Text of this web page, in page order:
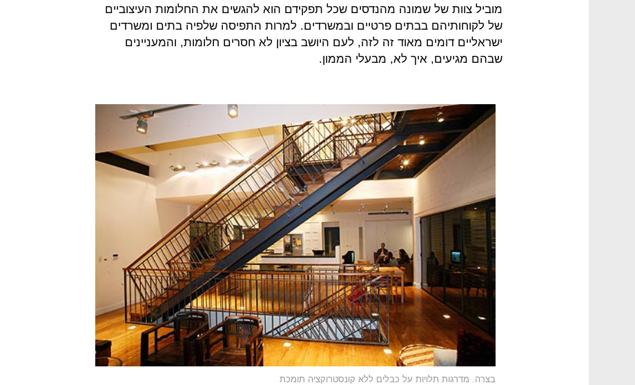
מוביל צוות של שמונה מהנדסים שכל תפקידם הוא להגשים את החלומות העיצוביים
של לקוחותיהם בבתים פרטיים ובמשרדים. למרות התפיסה שלפיה בתים ומשרדים
ישראליים דומים מאוד זה לזה, לעם היושב בציון לא חסרים חלומות, והמעניינים
שבהם מגיעים, איך לא, מבעלי הממון.
בצרה. מדרגות תלויות על כבלים ללא קונסטרוקציה תומכת